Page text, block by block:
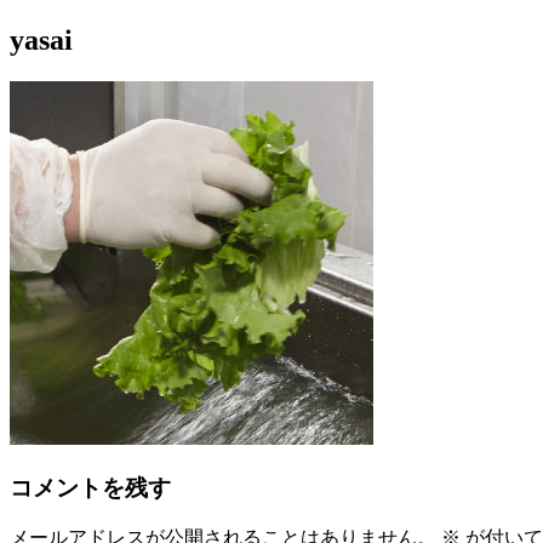
コ
ン
テ
ツ
へ
ス
キ
ッ
プ
S-エクオールのある生活を
yasai
コメントを残す
メールアドレスが公開されることはありません。 ※ が付い